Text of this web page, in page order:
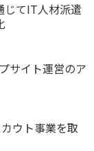
じてIT人材派遣
サイト運営のア
ウト事業を取